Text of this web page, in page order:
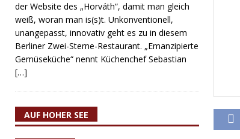
der Website des „Horváth“, damit man gleich
weiß, woran man is(s)t. Unkonventionell,
unangepasst, innovativ geht es zu in diesem
Berliner Zwei-Sterne-Restaurant. „Emanzipierte
Gemüseküche“ nennt Küchenchef Sebastian
[…]
AUF HOHER SEE